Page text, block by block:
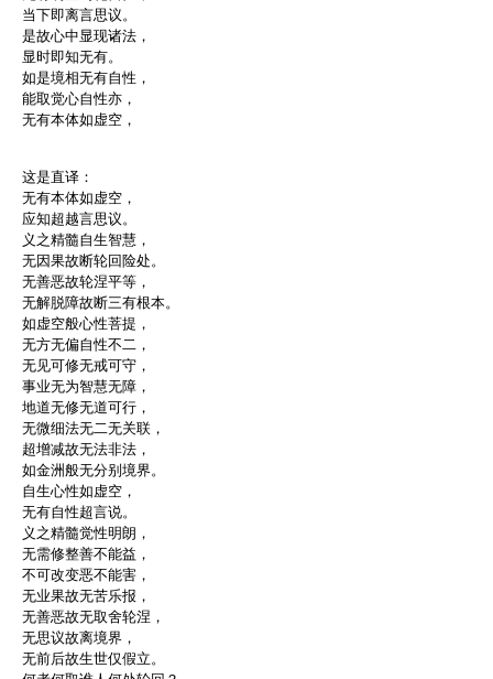
当下即离言思议。
是故心中显现诸法，
显时即知无有。
如是境相无有自性，
能取觉心自性亦，
无有本体如虚空，
这是直译：
无有本体如虚空，
应知超越言思议。
义之精髓自生智慧，
无因果故断轮回险处。
无善恶故轮涅平等，
无解脱障故断三有根本。
如虚空般心性菩提，
无方无偏自性不二，
无见可修无戒可守，
事业无为智慧无障，
地道无修无道可行，
无微细法无二无关联，
超增减故无法非法，
如金洲般无分别境界。
自生心性如虚空，
无有自性超言说。
义之精髓觉性明朗，
无需修整善不能益，
不可改变恶不能害，
无业果故无苦乐报，
无善恶故无取舍轮涅，
无思议故离境界，
无前后故生世仅假立。